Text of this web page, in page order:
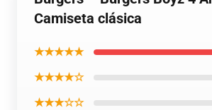
Camiseta clásica
★★★★★
★★★★☆
★★★☆☆